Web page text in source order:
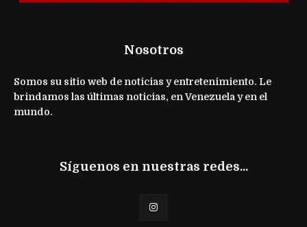
Nosotros
Somos su sitio web de noticias y entretenimiento. Le
brindamos las últimas noticias, en Venezuela y en el
mundo.
Síguenos en nuestras redes...